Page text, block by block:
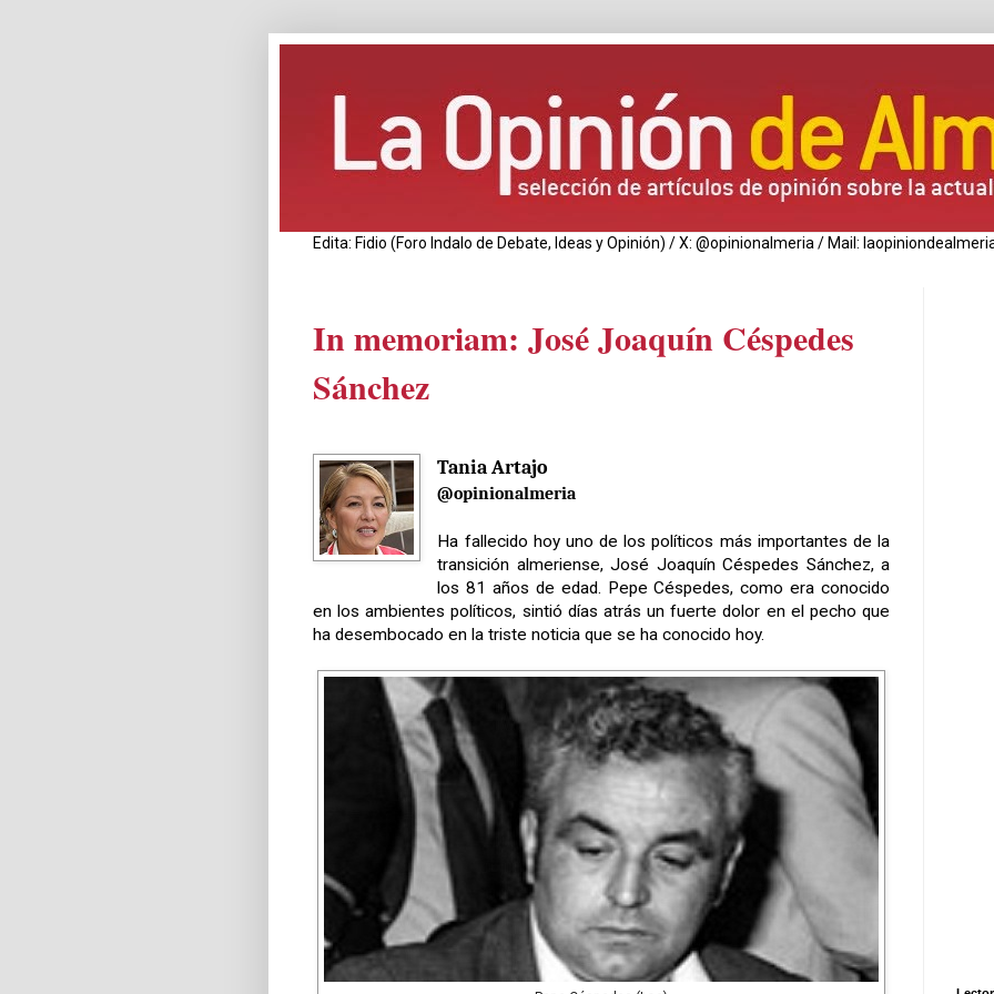
Edita: Fidio (Foro Indalo de Debate, Ideas y Opinión) / X: @opinionalmeria / Mail:
In memoriam: José Joaquín Céspedes
Sánchez
Tania Artajo
@opinionalmeria
Ha fallecido hoy uno de los políticos más importantes de la
transición almeriense, José Joaquín Céspedes Sánchez, a
los 81 años de edad. Pepe Céspedes, como era conocido
en los ambientes políticos, sintió días atrás un fuerte dolor en el pecho que
ha desembocado en la triste noticia que se ha conocido hoy.